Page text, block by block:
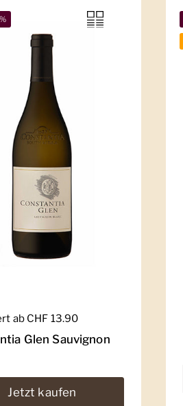
Preis
ab CHF 13.90
Glen Sauvignon
Jetzt kaufen